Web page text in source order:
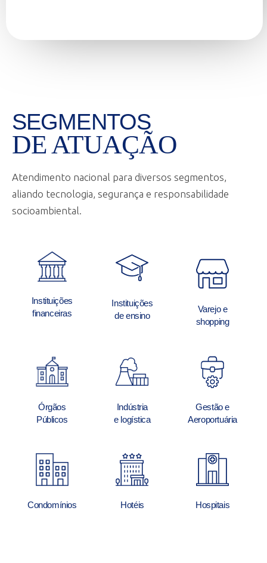
SEGMENTOS
DE ATUAÇÃO
Atendimento nacional para diversos segmentos,
aliando tecnologia, segurança e responsabilidade
socioambiental.
Instituições
financeiras
Instituições
de ensino
Varejo e
shopping
Órgãos
Públicos
Indústria
e logística
Gestão e
Aeroportuária
Condomínios Hotéis Hospitais